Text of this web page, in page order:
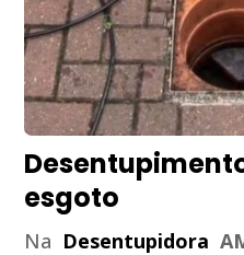
esgoto
Na Desentupidora